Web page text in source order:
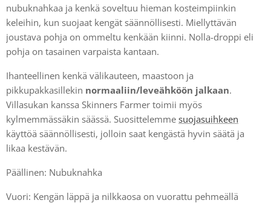
nubuknahkaa ja kenkä soveltuu hieman kosteimpiinkin
keleihin, kun suojaat kengät säännöllisesti. Miellyttävän
joustava pohja on ommeltu kenkään kiinni. Nolla-droppi eli
pohja on tasainen varpaista kantaan.
Ihanteellinen kenkä välikauteen, maastoon ja
pikkupakkasillekin normaaliin/leveähköön jalkaan.
Villasukan kanssa Skinners Farmer toimii myös
kylmemmässäkin säässä. Suosittelemme suojasuihkeen
käyttöä säännöllisesti, jolloin saat kengästä hyvin säätä ja
likaa kestävän.
Päällinen: Nubuknahka
Vuori: Kengän läppä ja nilkkaosa on vuorattu pehmeällä